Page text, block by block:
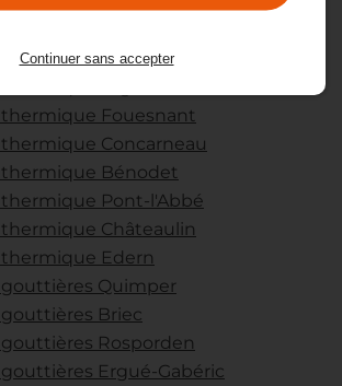
thermique Rosporden
Fouesnant
Concarneau
Bénodet
Pont-l'Abbé
Châteaulin
Edern
Quimper
Briec
Rosporden
Ergué-Gabéric
Continuer sans accepter